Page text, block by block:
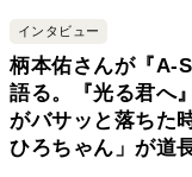
インタビュー
柄本佑さんが『A-
語る。『光る君へ
がバサッと落ちた
ひろちゃん」が道